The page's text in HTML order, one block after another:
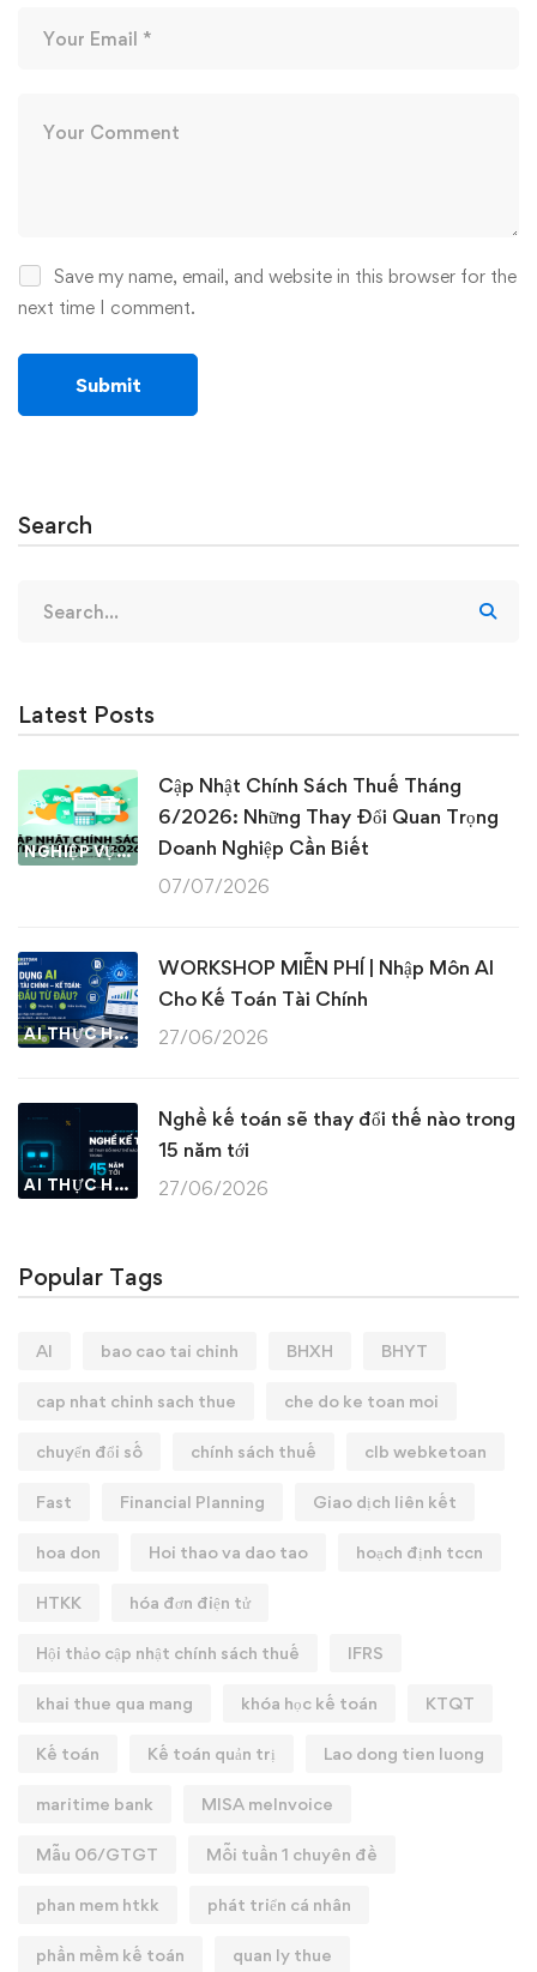
Save my name, email, and website in this browser for the
next time I comment.
Search
for:
Latest Posts
NGHIỆP VỤ KẾ TOÁN & THUẾ
Cập Nhật Chính Sách Thuế Tháng
6/2026: Những Thay Đổi Quan Trọng
Doanh Nghiệp Cần Biết
07/07/2026
AI THỰC HÀNH
WORKSHOP MIỄN PHÍ | Nhập Môn AI
Cho Kế Toán Tài Chính
27/06/2026
AI THỰC HÀNH
Nghề kế toán sẽ thay đổi thế nào trong
15 năm tới
27/06/2026
Popular Tags
AI bao cao tai chinh BHXH BHYT
cap nhat chinh sach thue che do ke toan moi
chuyển đổi số chính sách thuế clb webketoan
Fast Financial Planning Giao dịch liên kết
hoa don Hoi thao va dao tao hoạch định tccn
HTKK hóa đơn điện tử
Hội thảo cập nhật chính sách thuế IFRS
khai thue qua mang khóa học kế toán KTQT
Kế toán Kế toán quản trị Lao dong tien luong
maritime bank MISA meInvoice
Mẫu 06/GTGT Mỗi tuần 1 chuyên đề
phan mem htkk phát triển cá nhân
phần mềm kế toán quan ly thue